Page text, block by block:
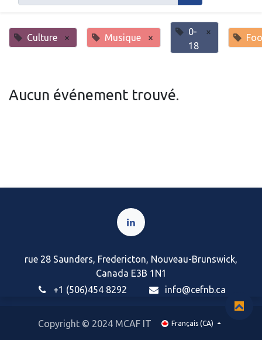
Culture × Musique ×
0-
18
×
Aucun événement trouvé.
rue 28 Saunders, Fredericton, Nouveau-Brunswick,
Canada E3B 1N1
+1 (506)454 8292
info@cefnb.ca
Copyright © 2024 MCAF IT Français (CA)